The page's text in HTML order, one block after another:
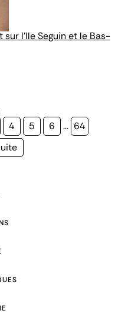
l'Ile Seguin et le Bas-
Page
4 Page
5 Page
6 … Page
64